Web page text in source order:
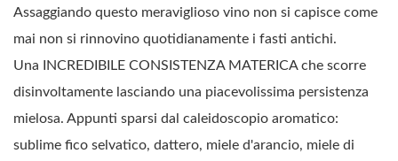
Assaggiando questo meraviglioso vino non si capisce come
mai non si rinnovino quotidianamente i fasti antichi.
Una INCREDIBILE CONSISTENZA MATERICA che scorre
disinvoltamente lasciando una piacevolissima persistenza
mielosa. Appunti sparsi dal caleidoscopio aromatico:
sublime fico selvatico, dattero, miele d'arancio, miele di